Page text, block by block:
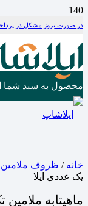
در صورت بروز مشکل در پرداخت با
محصول به سبد شما
خانه / ظروف ملامین
یک عددی ایلا
ماهیتابه